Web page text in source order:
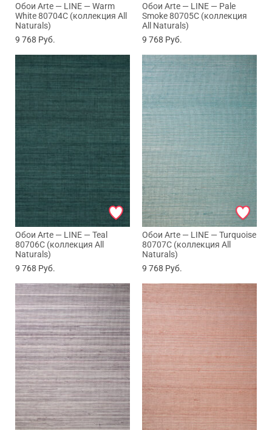
Обои Arte — LINE — Warm
White 80704C (коллекция All
Naturals)
9 768 Руб.
Обои Arte — LINE — Pale
Smoke 80705C (коллекция
All Naturals)
9 768 Руб.
Обои Arte — LINE — Teal
80706C (коллекция All
Naturals)
9 768 Руб.
Обои Arte — LINE — Turquoise
80707C (коллекция All
Naturals)
9 768 Руб.